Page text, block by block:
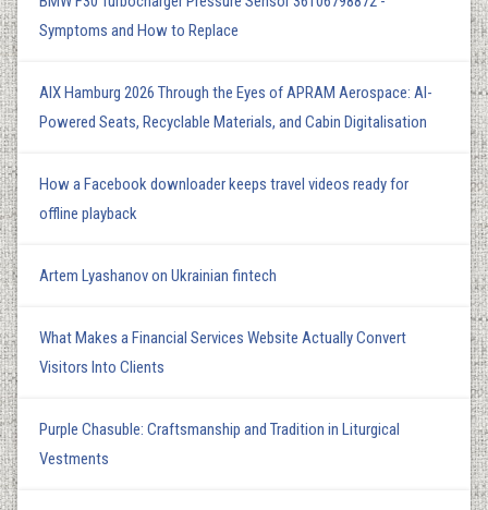
Symptoms and How to Replace
AIX Hamburg 2026 Through the Eyes of APRAM Aerospace: AI-
Powered Seats, Recyclable Materials, and Cabin Digitalisation
How a Facebook downloader keeps travel videos ready for
offline playback
Artem Lyashanov on Ukrainian fintech
What Makes a Financial Services Website Actually Convert
Visitors Into Clients
Purple Chasuble: Craftsmanship and Tradition in Liturgical
Vestments